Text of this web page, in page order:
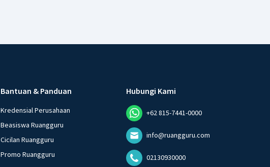
Bantuan & Panduan
Kredensial Perusahaan
Beasiswa Ruangguru
Cicilan Ruangguru
Promo Ruangguru
Hubungi Kami
+62 815-7441-0000
info@ruangguru.com
02130930000